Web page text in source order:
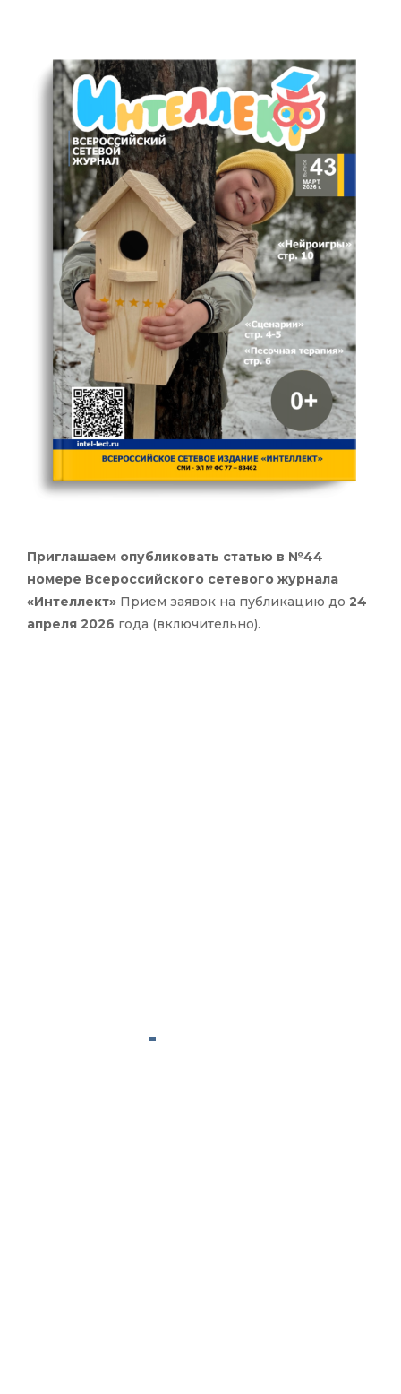
Приглашаем опубликовать статью в №44
номере Всероссийского сетевого журнала
«Интеллект» Прием заявок на публикацию до 24
апреля 2026 года (включительно).